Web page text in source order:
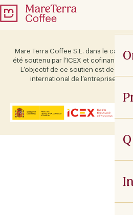
Mare Terra Coffee S.L. dans le cadre
été soutenu par l’ICEX et cofinancé
L’objectif de ce soutien est de
international de l’entreprise et